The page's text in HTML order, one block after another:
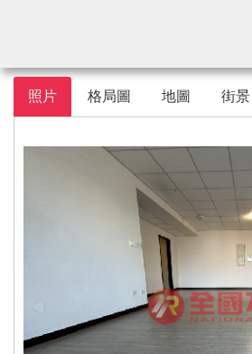
照片 格局圖 地圖 街景